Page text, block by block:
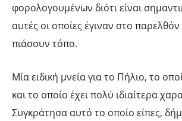
φορολογουμένων διότι είναι
αυτές οι οποίες έγιναν στο παρελθόν
πιάσουν τόπο.
Μία ειδική μνεία για το Πήλιο, το
και το οποίο έχει πολύ ιδιαίτερα
Συγκράτησα αυτό το οποίο είπες,